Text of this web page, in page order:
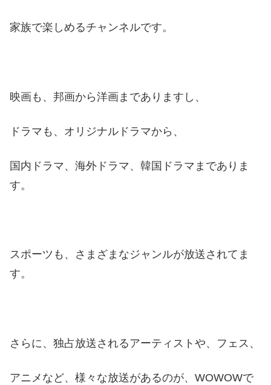
家族で楽しめるチャンネルです。
映画も、邦画から洋画までありますし、
ドラマも、オリジナルドラマから、
国内ドラマ、海外ドラマ、韓国ドラマまでありま
す。
スポーツも、さまざまなジャンルが放送されてま
す。
さらに、独占放送されるアーティストや、フェス、
アニメなど、様々な放送があるのが、WOWOWで